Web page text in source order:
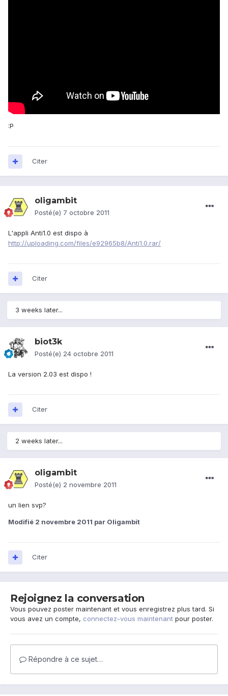
:P
Citer
oligambit
Posté(e) 7 octobre 2011
L'appli Anti1.0 est dispo à
http://uploading.com/files/e92965b8/Anti1.0.rar/
Citer
3 weeks later...
biot3k
Posté(e) 24 octobre 2011
La version 2.03 est dispo !
Citer
2 weeks later...
oligambit
Posté(e) 2 novembre 2011
un lien svp?
Modifié 2 novembre 2011 par Oligambit
Citer
Rejoignez la conversation
Vous pouvez poster maintenant et vous enregistrez plus tard. Si
vous avez un compte, connectez-vous maintenant pour poster.
Répondre à ce sujet…